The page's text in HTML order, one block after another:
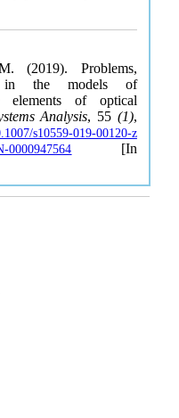
(2019). Problems,
in the models of
elements of optical
Analysis, 55 (1),
s10559-019-00120-z
0000947564 [In